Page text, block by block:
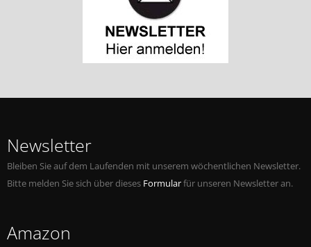
Newsletter
Bleiben Sie auf dem Laufenden mit unserem wöchentlichen Newsletter.
Bitte melden Sie sich über dieses Formularfür unseren Newsletter an.
Amazon